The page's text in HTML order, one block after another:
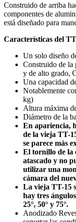
Construido de arriba
componentes de
está diseñado para
Características del
Un solo diseño
Construido de la
y de alto grado,
Una capacidad
Notablemente
kg)
Altura máxima
Diámetro de la
En apariencia,
de la vieja TT-
se parece más
El tornillo de la
atascado y no
utilizar una
cámara del
La vieja TT-15
hay tres
25°, 50° y 75°.
Anodizado